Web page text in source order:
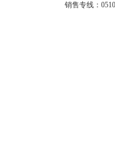
销售专线：